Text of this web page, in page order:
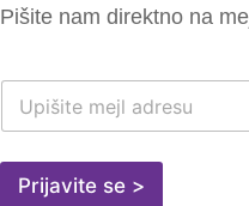
Pišite nam direktno na
E
M
A
Prijavite se >